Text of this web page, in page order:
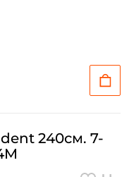
240см. 7-